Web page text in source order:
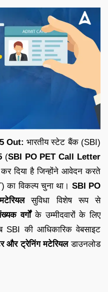
Out: भारतीय स्टेट बैंक (SBI)
(SBI PO PET Call Letter
कर दिया है जिन्होंने आवेदन करते
का विकल्प चुना था। SBI PO
सुविधा विशेष रूप से
वर्गोंके उम्मीदवारों के लिए
SBI की आधिकारिक वेबसाइट
और ट्रेनिंग मटेरियलडाउनलोड